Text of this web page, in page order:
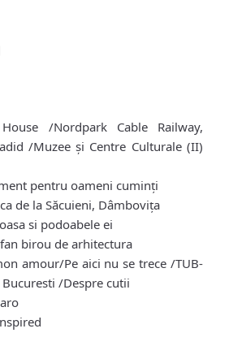
/Nordpark Cable Railway,
/Muzee şi Centre Culturale (II)
pentru oameni cuminţi
de la Săcuieni, Dâmboviţa
si podoabele ei
birou de arhitectura
amour/Pe aici nu se trece /TUB-
/Despre cutii